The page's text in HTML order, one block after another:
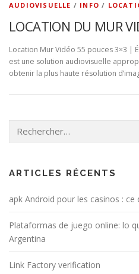
AUDIOVISUELLE / INFO /
LOCATION DU MUR
Location Mur Vidéo 55 pouces 3×3 |
est une solution audiovisuelle
obtenir la plus haute résolution
ARTICLES RÉCENTS
apk Android pour les casinos : ce
Plataformas de juego online: lo
Argentina
Link Factory verification